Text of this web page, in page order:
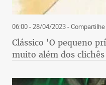
06:00 - 28/04/2023- Compartilhe
Clássico 'O pequeno
muito além dos clichês